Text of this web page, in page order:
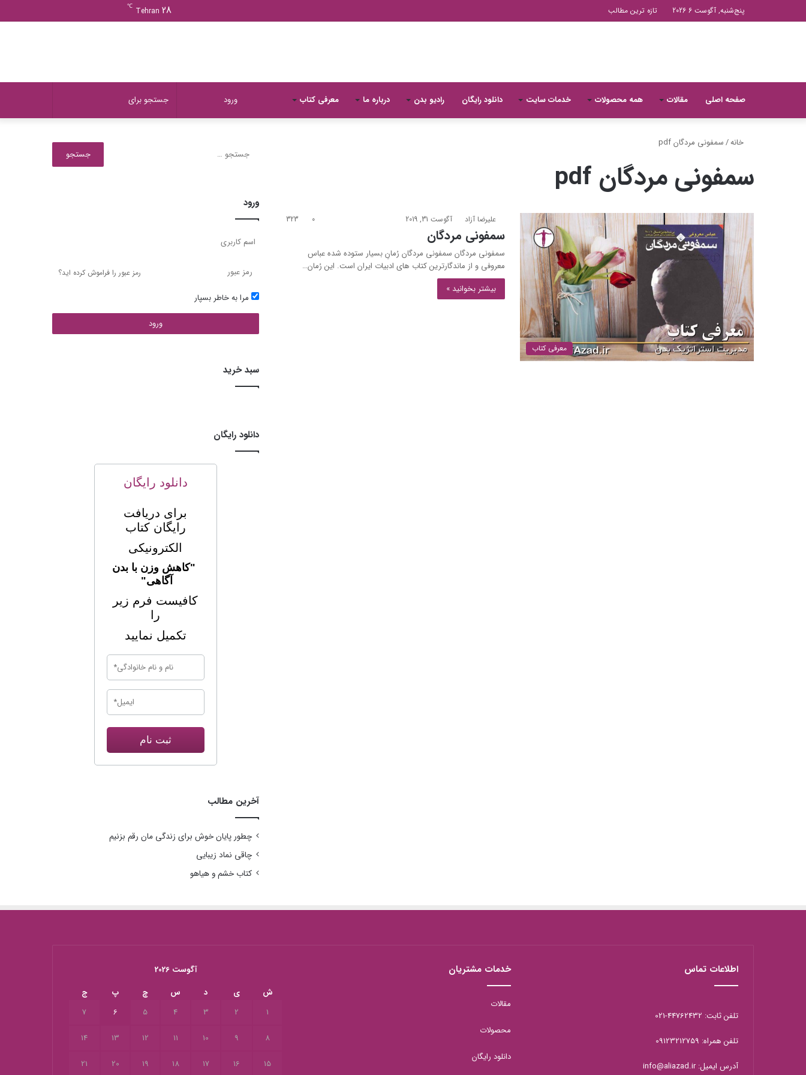
پنج‌شنبه, آگوست 6 2026 تازه ترین مطالب Tehran 28
℃
صفحه اصلی مقالات همه محصولات خدمات سایت دانلود رایگان رادیو بدن درباره ما معرفی کتاب ورود
خانه/سمفونی مردگان pdf
سمفونی مردگان pdf
معرفی کتاب
علیرضا آزاد آگوست 31, 2019 0
323
سمفونی مردگان
سمفونی مردگان سمفونی مردگان رُمانِ بسیار ستوده شده عباس
معروفی و از ماندگارترین کتاب های ادبیات ایران است. این رُمان…
بیشتر بخوانید »
ورود
رمز عبور را فراموش کرده اید؟
مرا به خاطر بسپار
ورود
سبد خرید
دانلود رایگان
دانلود رایگان
برای دریافت
رایگان کتاب
الکترونیکی
"کاهش وزن با بدن
آگاهی"
کافیست فرم زیر
را
تکمیل نمایید
ثبت نام
آخرین مطالب
چطور پایان خوش برای زندگی مان رقم بزنیم
چاقی نماد زیبایی
کتاب خشم و هیاهو
اطلاعات تماس
تلفن ثابت: 44762432-021
تلفن همراه: 09123212759
آدرس ایمیل: info@aliazad.ir
خدمات مشتریان
مقالات
محصولات
دانلود رایگان
آگوست 2026
ش
ی د س چ پ
ج
1
2
3
4
5
6
7
8
9
10
11
12
13
14
15
16
17
18
19
20
21